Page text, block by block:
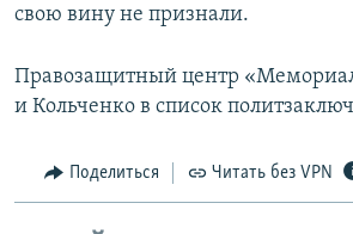
свою вину не признали.
Правозащитный центр
и Кольченко в список
Поделиться Читать без VPN